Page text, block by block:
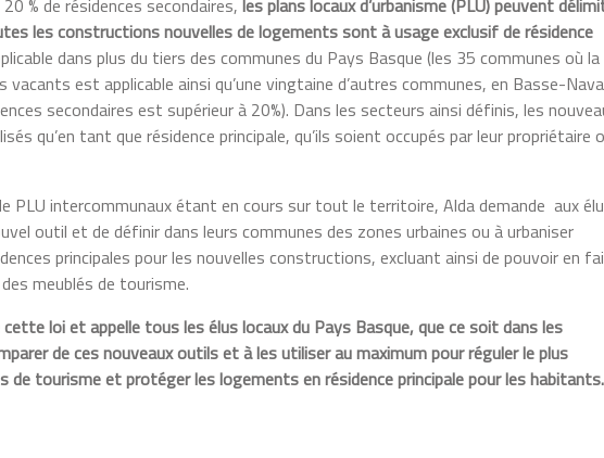
les constructions nouvelles de logements sont à usage exclusif de résidence
dans plus du tiers des communes du Pays Basque (les 35 communes où la
est applicable ainsi qu’une vingtaine d’autres communes, en Basse-
secondaires est supérieur à 20%). Dans les secteurs ainsi définis, les
qu’en tant que résidence principale, qu’ils soient occupés par leur propriétaire
PLU intercommunaux étant en cours sur tout le territoire, Alda demande aux
outil et de définir dans leurs communes des zones urbaines ou à urbaniser
principales pour les nouvelles constructions, excluant ainsi de pouvoir en
meublés de tourisme.
loi et appelle tous les élus locaux du Pays Basque, que ce soit dans les
de ces nouveaux outils et à les utiliser au maximum pour réguler le plus
de tourisme et protéger les logements en résidence principale pour les habitants.